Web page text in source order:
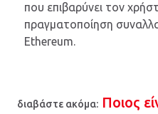
που επιβαρύνει τον
πραγματοποίηση
Ethereum.
διαβάστε ακόμα: Ποιος